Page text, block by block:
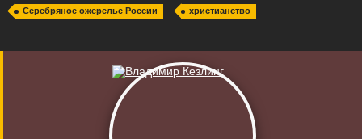
Серебряное ожерелье России христианство